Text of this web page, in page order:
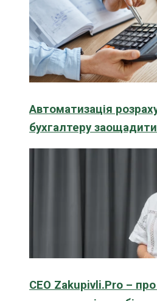
Автоматизація
бухгалтеру
CEO Zakupivli.Pro –